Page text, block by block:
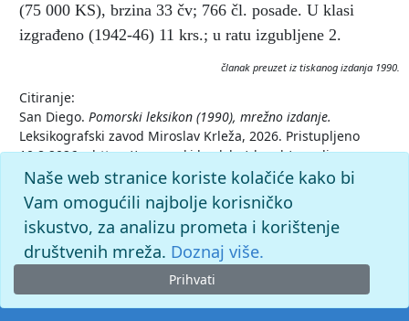
(75 000 KS), brzina 33 čv; 766 čl. posade. U klasi
izgrađeno (1942-46) 11 krs.; u ratu izgubljene 2.
članak preuzet iz tiskanog izdanja 1990.
Citiranje:
San Diego. Pomorski leksikon (1990), mrežno izdanje.
Leksikografski zavod Miroslav Krleža, 2026. Pristupljeno
10.8.2026. <https://pomorski.lzmk.hr/clanak/san-diego-
krstarica>.
Naše web stranice koriste kolačiće kako bi
Vam omogućili najbolje korisničko
iskustvo, za analizu prometa i korištenje
društvenih mreža. Doznaj više.
Prihvati
© 2026. -Leksikografski zavodMiroslav Krleža